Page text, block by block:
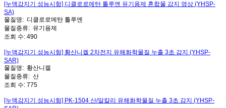
[누액감지기 성능시험] 디클로로메탄 톨루엔 유기용제 혼합물 감지 영상 (YHSP-
SA)
물질명: 디클로로메탄 톨루엔
물질종류: 유기용제
조회 수: 490
[누액감지기 성능시험] 황산니켈 2차전지 유해화학물질 누출 3초 감지 (YHSP-
SAR)
물질명: 황산니켈
물질종류: 산
조회 수: 775
[누액감지기 성능시험] PK-1504 산/알칼리 유해화학물질 누출 3초 감지 (YHSP-